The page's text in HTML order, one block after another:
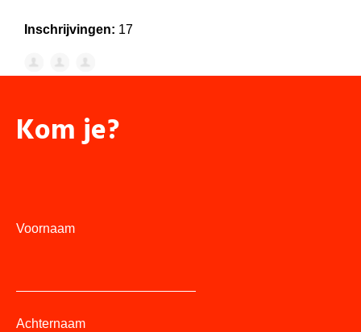
Inschrijvingen: 17
Kom je?
Voornaam
Achternaam